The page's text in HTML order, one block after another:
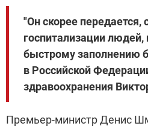
"Он скорее передается,
госпитализации людей,
быстрому заполнению
в Российской
здравоохранения
Премьер-министр Денис